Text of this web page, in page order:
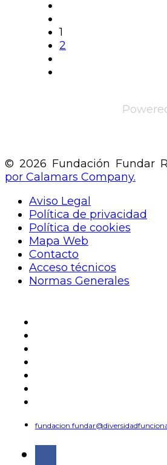
1
2
© 2026 Fundación Fundar
por Calamars Company.
Aviso Legal
Política de privacidad
Política de cookies
Mapa Web
Contacto
Acceso técnicos
Normas Generales